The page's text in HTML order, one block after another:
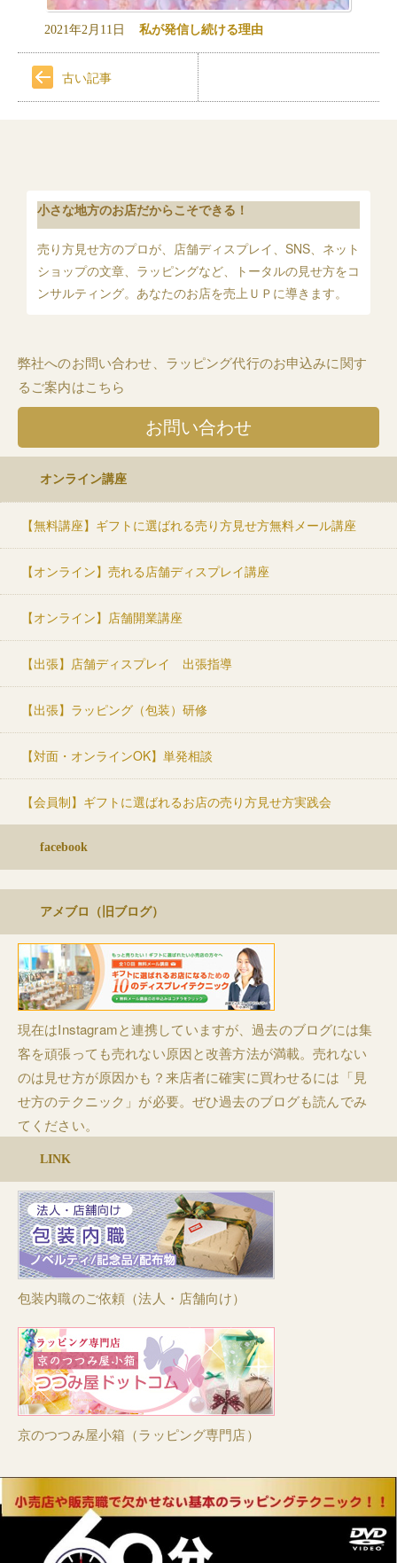
2021年2月11日 私が発信し続ける理由
古い記事
小さな地方のお店だからこそできる！
売り方見せ方のプロが、店舗ディスプレイ、SNS、ネット
ショップの文章、ラッピングなど、トータルの見せ方をコ
ンサルティング。あなたのお店を売上ＵＰに導きます。
弊社へのお問い合わせ、ラッピング代行のお申込みに関す
るご案内はこちら
お問い合わせ
オンライン講座
【無料講座】ギフトに選ばれる売り方見せ方無料メール講座
【オンライン】売れる店舗ディスプレイ講座
【オンライン】店舗開業講座
【出張】店舗ディスプレイ 出張指導
【出張】ラッピング（包装）研修
【対面・オンラインOK】単発相談
【会員制】ギフトに選ばれるお店の売り方見せ方実践会
facebook
アメブロ（旧ブログ）
現在はInstagramと連携していますが、過去のブログには集
客を頑張っても売れない原因と改善方法が満載。売れない
のは見せ方が原因かも？来店者に確実に買わせるには「見
せ方のテクニック」が必要。ぜひ過去のブログも読んでみ
てください。
LINK
包装内職のご依頼（法人・店舗向け）
京のつつみ屋小箱（ラッピング専門店）